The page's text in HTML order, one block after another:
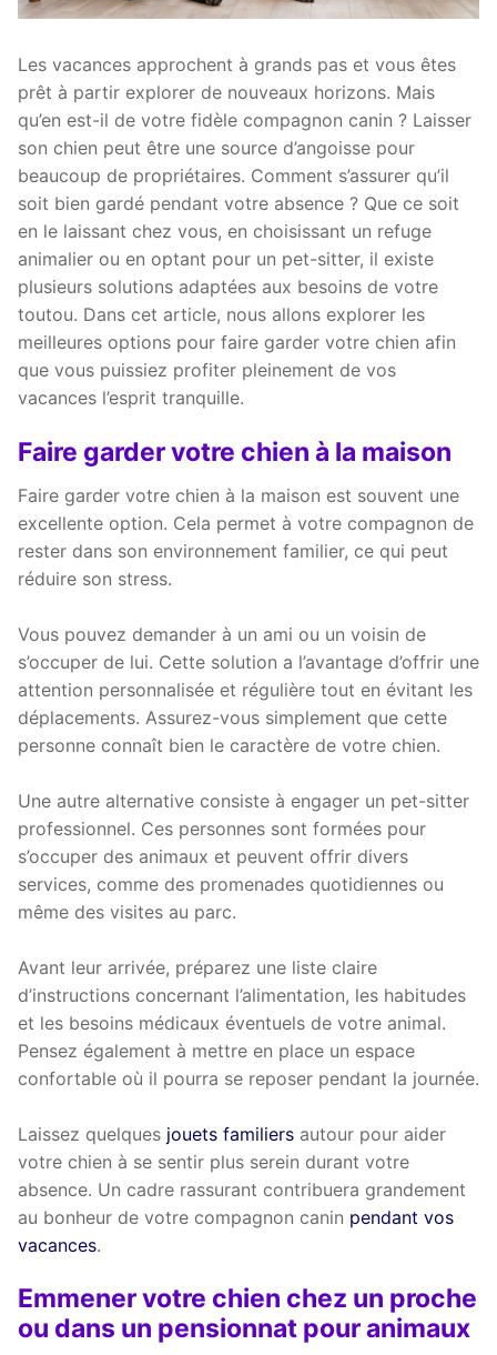
Les vacances approchent à grands pas et vous êtes
prêt à partir explorer de nouveaux horizons. Mais
qu’en est-il de votre fidèle compagnon canin ? Laisser
son chien peut être une source d’angoisse pour
beaucoup de propriétaires. Comment s’assurer qu’il
soit bien gardé pendant votre absence ? Que ce soit
en le laissant chez vous, en choisissant un refuge
animalier ou en optant pour un pet-sitter, il existe
plusieurs solutions adaptées aux besoins de votre
toutou. Dans cet article, nous allons explorer les
meilleures options pour faire garder votre chien afin
que vous puissiez profiter pleinement de vos
vacances l’esprit tranquille.
Faire garder votre chien à la maison
Faire garder votre chien à la maison est souvent une
excellente option. Cela permet à votre compagnon de
rester dans son environnement familier, ce qui peut
réduire son stress.
Vous pouvez demander à un ami ou un voisin de
s’occuper de lui. Cette solution a l’avantage d’offrir une
attention personnalisée et régulière tout en évitant les
déplacements. Assurez-vous simplement que cette
personne connaît bien le caractère de votre chien.
Une autre alternative consiste à engager un pet-sitter
professionnel. Ces personnes sont formées pour
s’occuper des animaux et peuvent offrir divers
services, comme des promenades quotidiennes ou
même des visites au parc.
Avant leur arrivée, préparez une liste claire
d’instructions concernant l’alimentation, les habitudes
et les besoins médicaux éventuels de votre animal.
Pensez également à mettre en place un espace
confortable où il pourra se reposer pendant la journée.
Laissez quelques jouets familiers autour pour aider
votre chien à se sentir plus serein durant votre
absence. Un cadre rassurant contribuera grandement
au bonheur de votre compagnon canin pendant vos
vacances.
Emmener votre chien chez un proche
ou dans un pensionnat pour animaux